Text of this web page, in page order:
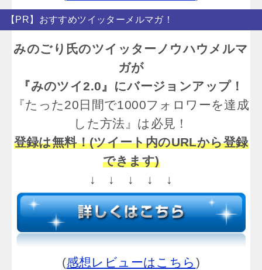
【PR】おすすめツイッターメルマガ！
みのごり氏のツイッターノウハウメルマ
ガが
『みのツイ2.0』にバージョンアップ！
『たった20日間で1000フォロワーを達成
した方法』は必見！
登録は無料！(ツイート内のURLから登録
できます)
↓ ↓ ↓ ↓ ↓
(感想レビューはこちら )